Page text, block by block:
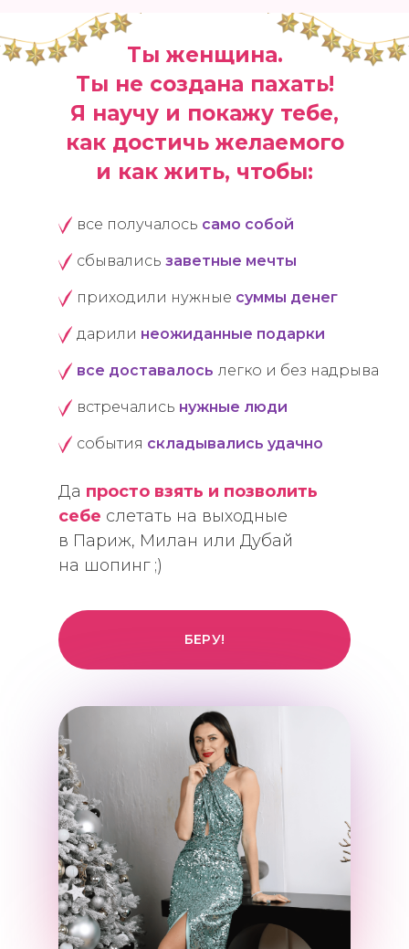
Ты женщина.
Ты не создана пахать!
Я научу и покажу тебе,
как достичь желаемого
и как жить, чтобы:
все получалось само собой
дарили неожиданные подарки
Да просто взять и позволить
себе слетать на выходные
в Париж, Милан или Дубай
на шопинг ;)
все доставалось легко и без надрыва
приходили нужные суммы денег
сбывались заветные мечты
БЕРУ!
встречались нужные люди
события складывались удачно